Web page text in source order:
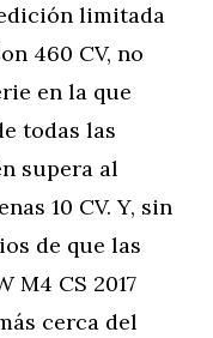
limitada
460 CV, no
en la que
todas las
supera al
10 CV. Y, sin
de que las
M4 CS 2017
cerca del